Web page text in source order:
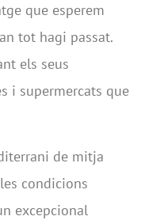
que esperem
tot hagi passat.
els seus
i supermercats que
de mitja
condicions
excepcional